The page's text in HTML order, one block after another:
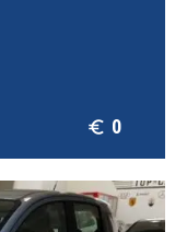
euro_symbol 0